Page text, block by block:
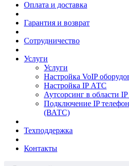
Оплата и доставка
Гарантия и возврат
Сотрудничество
Услуги
Услуги
Настройка VoIP
Настройка IP АТС
Аутсорсинг в области
Подключение IP
(ВАТС)
Техподдержка
Контакты